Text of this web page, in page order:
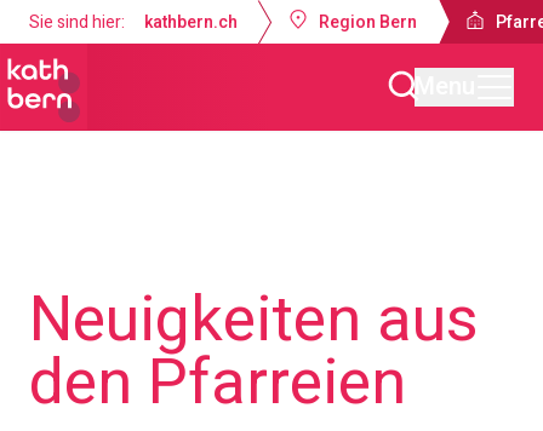
Sie sind hier: kathbern.ch Region Bern
Neuigkeiten aus
den Pfarreien